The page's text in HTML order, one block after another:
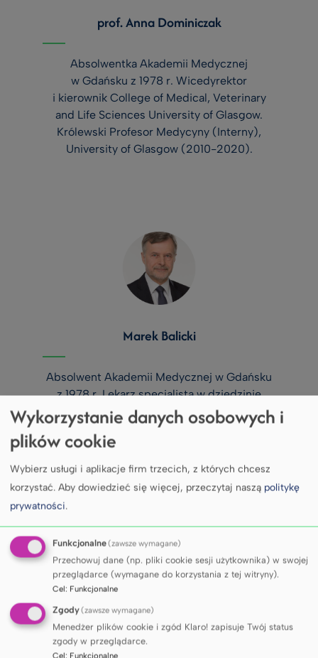
prof. Anna Dominiczak
Absolwentka Akademii Medycznej
w Gdańsku z 1978 r. Wicedyrektor
i kierownik College of Medical, Veterinary
and Life Sciences University of Glasgow.
Królewski Profesor Medycyny (Interny),
University of Glasgow (2010-2020).
Marek Balicki
Absolwent Akademii Medycznej w Gdańsku
z 1978 r. Lekarz specjalista w dziedzinie
anestezjologii (I st.) i psychiatrii (II st.).
polityk, wieloletni parlamentarzysta,
dwukrotny minister zdrowia. Doradca
prezydenta RP w latach 1998-2001.
prof. Anna Dominiczak
Prorektor Uniwersytetu w Glasgow i kierownik
College of Medical, Veterinary and Life Sciences
University of Glasgow (2010-2020). Specjalista
Wykorzystanie danych osobowych i
plików cookie
Wybierz usługi i aplikacje firm trzecich, z których chcesz
korzystać. Aby dowiedzieć się więcej, przeczytaj naszą politykę
prywatności.
Funkcjonalne(zawsze wymagane)
Przechowuj dane (np. pliki cookie sesji użytkownika) w swojej
przeglądarce (wymagane do korzystania z tej witryny).
Cel: Funkcjonalne
Zgody(zawsze wymagane)
Menedżer plików cookie i zgód Klaro! zapisuje Twój status
zgody w przeglądarce.
Cel: Funkcjonalne